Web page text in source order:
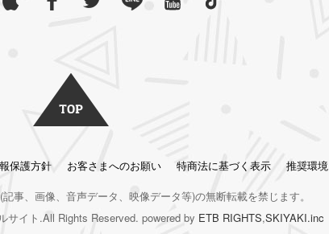
保護方針 お客さまへのお願い 特商法に基づく表示 推奨環境
(記事、画像、音声データ、映像データ等)の無断転載を禁じます。
サイト.All Rights Reserved. powered by ETB RIGHTS,SKIYAKI.inc